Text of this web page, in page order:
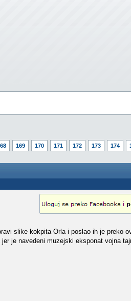
169 170 171 172 173 174
slike kokpita Orla i poslao ih je preko
je navedeni muzejski eksponat vojna